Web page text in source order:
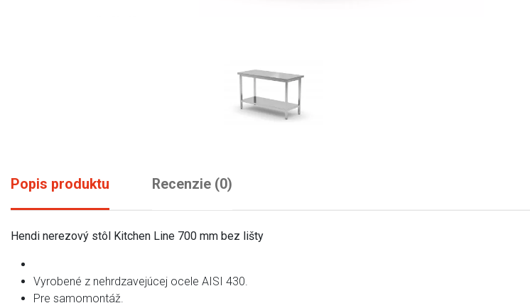
Popis produktu Recenzie (0)
Hendi nerezový stôl Kitchen Line 700 mm bez lišty
Vyrobené z nehrdzavejúcej ocele AISI 430.
Pre samomontáž.